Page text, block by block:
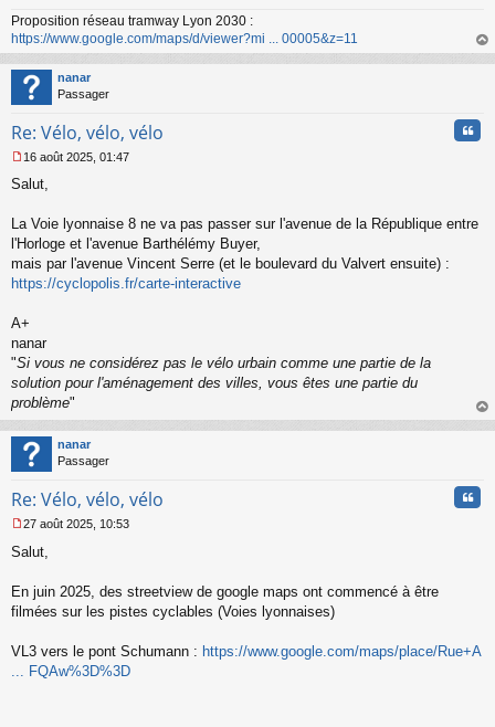
l
u
Proposition réseau tramway Lyon 2030 :
https://www.google.com/maps/d/viewer?mi ... 00005&z=11
au
nanar
Passager
Re: Vélo, vélo, vélo
e
s
a
g
e
n
n
u
16 août 2025, 01:47
Salut,
La Voie lyonnaise 8 ne va pas passer sur l'avenue de la République entre
l'Horloge et l'avenue Barthélémy Buyer,
mais par l'avenue Vincent Serre (et le boulevard du Valvert ensuite) :
https://cyclopolis.fr/carte-interactive
A+
nanar
"Si vous ne considérez pas le vélo urbain comme une partie de la
solution pour l'aménagement des villes, vous êtes une partie du
problème"
au
nanar
Passager
Re: Vélo, vélo, vélo
e
g
n
27 août 2025, 10:53
Salut,
En juin 2025, des streetview de google maps ont commencé à être
filmées sur les pistes cyclables (Voies lyonnaises)
VL3 vers le pont Schumann : https://www.google.com/maps/place/Rue+A
... FQAw%3D%3D